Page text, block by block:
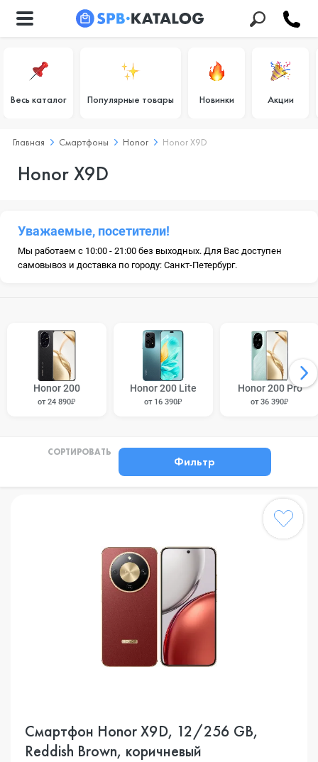
Весь каталог Популярные товары Новинки Акции
Главная Смартфоны Honor Honor X9D
Honor X9D
Уважаемые, посетители!
Мы работаем с 10:00 - 21:00 без выходных. Для Вас доступен
самовывоз и доставка по городу: Санкт-Петербург.
Honor 200
от 24 890₽
Honor 200 Lite
от 16 390₽
Honor 200 Pro
от 36 390₽
СОРТИРОВАТЬ
Фильтр
Смартфон Honor X9D, 12/256 GB,
Reddish Brown, коричневый